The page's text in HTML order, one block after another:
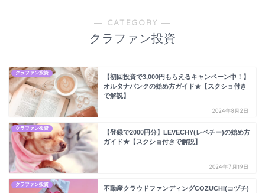
― CATEGORY ―
クラファン投資
クラファン投資
【初回投資で3,000円もらえるキャンペーン中！】
オルタナバンクの始め方ガイド★【スクショ付き
で解説】
2024年8月2日
クラファン投資
【登録で2000円分】LEVECHY(レベチー)の始め方
ガイド★【スクショ付きで解説】
2024年7月19日
クラファン投資
不動産クラウドファンディングCOZUCHI(コヅチ)